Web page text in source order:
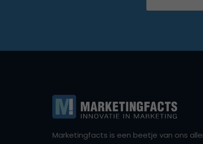
Marketingfacts is een beetje van ons